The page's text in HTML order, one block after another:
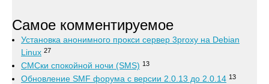
Самое комментируемое
Установка анонимного прокси сервер 3proxy на Debian
Linux 27
СМСки спокойной ночи (SMS) 13
Обновление SMF форума с версии 2.0.13 до 2.0.14 13